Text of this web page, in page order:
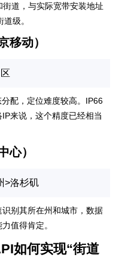
道，与实际宽带安装地址
级。
移动）
配，定位难度较高。IP66
来说，这个精度已经相当
心）
>洛杉矶
别其所在州和城市，数据
值得肯定。
如何实现“街道